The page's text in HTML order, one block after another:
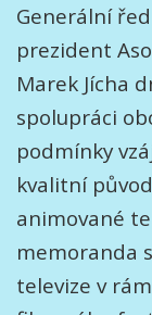
Generální
prezident
Marek Jícha
spolupráci
podmínky
kvalitní
animované
memoranda
televize v